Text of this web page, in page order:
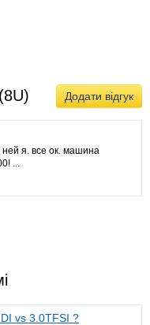
Додати відгук
ней я. все ок. машина
...
vs 3.0TFSI ?